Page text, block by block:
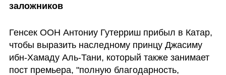
заложников
Генсек ООН Антониу Гутерриш прибыл в Катар,
чтобы выразить наследному принцу Джасиму
ибн-Хамаду Аль-Тани, который также занимает
пост премьера, "полную благодарность,